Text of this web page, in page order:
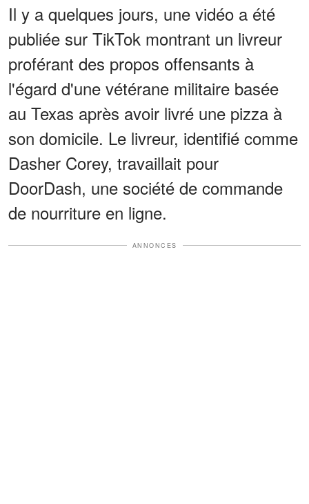
Il y a quelques jours, une vidéo a été
publiée sur TikTok montrant un livreur
proférant des propos offensants à
l'égard d'une vétérane militaire basée
au Texas après avoir livré une pizza à
son domicile. Le livreur, identifié comme
Dasher Corey, travaillait pour
DoorDash, une société de commande
de nourriture en ligne.
ANNONCES